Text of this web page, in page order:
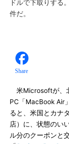
ドルで下取りする
件だ。
Share
米Microsoftが、
PC「MacBook Air
ると、米国とカナ
店）に、状態のい
ル分のクーポンと